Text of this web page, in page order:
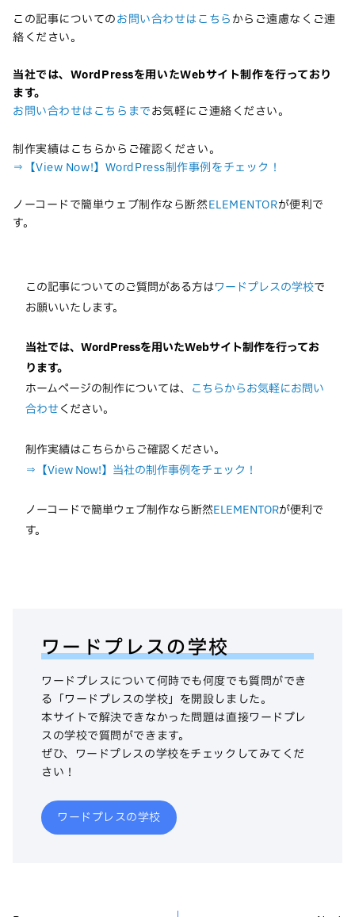
この記事についてのお問い合わせはこちらからご遠慮なくご連
絡ください。
当社では、WordPressを用いたWebサイト制作を行っており
ます。
お問い合わせはこちらまでお気軽にご連絡ください。
制作実績はこちらからご確認ください。
⇒【View Now!】WordPress制作事例をチェック！
ノーコードで簡単ウェブ制作なら断然ELEMENTORが便利で
す。
この記事についてのご質問がある方はワードプレスの学校で
お願いいたします。
当社では、WordPressを用いたWebサイト制作を行ってお
ります。
ホームページの制作については、 こちらからお気軽にお問い
合わせください。
制作実績はこちらからご確認ください。
⇒【View Now!】当社の制作事例をチェック！
ノーコードで簡単ウェブ制作なら断然ELEMENTORが便利で
す。
ワードプレスの学校
ワードプレスについて何時でも何度でも質問ができ
る「ワードプレスの学校」を開設しました。
本サイトで解決できなかった問題は直接ワードプレ
スの学校で質問ができます。
ぜひ、ワードプレスの学校をチェックしてみてくだ
さい！
ワードプレスの学校